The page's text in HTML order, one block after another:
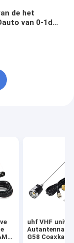
de het
van 0-1dBi
uhf VHF
G58